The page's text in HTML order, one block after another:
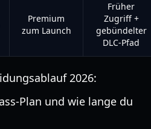
Premium
zum Launch
Früher
Zugriff +
gebündelter
DLC-Pfad
2026:
Plan und wie lange du